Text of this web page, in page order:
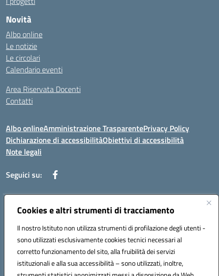
Cookies e altri strumenti di tracciamento
Il nostro Istituto non utilizza strumenti di profilazione degli utenti -
sono utilizzati esclusivamente cookies tecnici necessari al
corretto funzionamento del sito, alla fruibilità dei servizi
istituzionali e alla sua accessibilità – sono utilizzati, inoltre,
Novità
Albo online
Le notizie
Le circolari
Calendario eventi
Area Riservata Docenti
Contatti
Albo onlineAmministrazione TrasparentePrivacy Policy
Dichiarazione di accessibilitàObiettivi di accessibilità
Note legali
Seguici su:
Indirizzo:Via Rimembranza,33 – 81020 Casapulla (CE)
Posta elettronica certificata (PEC):ceic82800v@pec.istruzione.it
Codice fiscale: 94007130613
Codice meccanografico: CEIC82800V